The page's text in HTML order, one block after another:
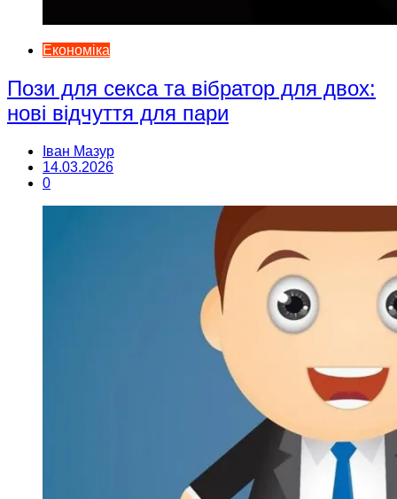
Економіка
Пози для секса та вібратор для двох:
нові відчуття для пари
Іван Мазур
14.03.2026
0